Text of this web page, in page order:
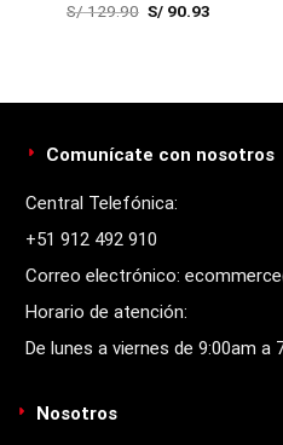
S/129.90 S/ 90.93
Comunícate con nosotros
Central Telefónica:
+51 912 492 910
Correo electrónico:
Horario de atención:
De lunes a viernes de 9:00am a
Nosotros